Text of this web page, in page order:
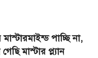
পাচ্ছি না,
মাস্টার প্ল্যান